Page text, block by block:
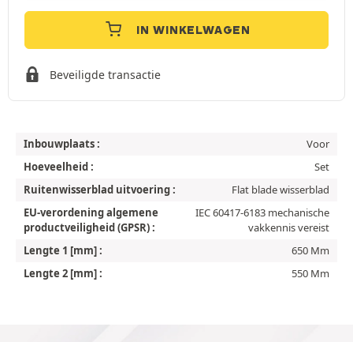
IN WINKELWAGEN
Beveiligde transactie
Inbouwplaats :
Voor
Hoeveelheid :
Set
Ruitenwisserblad uitvoering :
Flat blade wisserblad
EU-verordening algemene
productveiligheid (GPSR) :
IEC 60417-6183 mechanische
vakkennis vereist
Lengte 1 [mm] :
650 Mm
Lengte 2 [mm] :
550 Mm